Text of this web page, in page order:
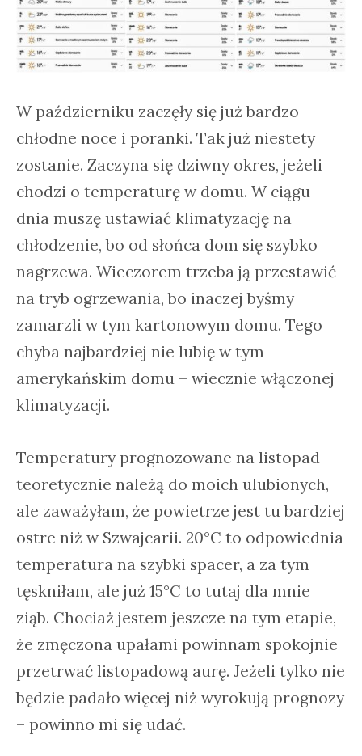
W październiku zaczęły się już bardzo
chłodne noce i poranki. Tak już niestety
zostanie. Zaczyna się dziwny okres, jeżeli
chodzi o temperaturę w domu. W ciągu
dnia muszę ustawiać klimatyzację na
chłodzenie, bo od słońca dom się szybko
nagrzewa. Wieczorem trzeba ją przestawić
na tryb ogrzewania, bo inaczej byśmy
zamarzli w tym kartonowym domu. Tego
chyba najbardziej nie lubię w tym
amerykańskim domu – wiecznie włączonej
klimatyzacji.
Temperatury prognozowane na listopad
teoretycznie należą do moich ulubionych,
ale zaważyłam, że powietrze jest tu bardziej
ostre niż w Szwajcarii. 20°C to odpowiednia
temperatura na szybki spacer, a za tym
tęskniłam, ale już 15°C to tutaj dla mnie
ziąb. Chociaż jestem jeszcze na tym etapie,
że zmęczona upałami powinnam spokojnie
przetrwać listopadową aurę. Jeżeli tylko nie
będzie padało więcej niż wyrokują prognozy
– powinno mi się udać.